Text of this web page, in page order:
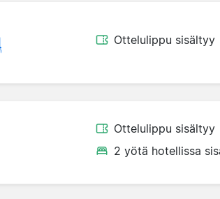
Ottelulippu sisältyy
Ottelulippu sisältyy
2 yötä hotellissa